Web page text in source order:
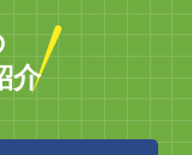
介